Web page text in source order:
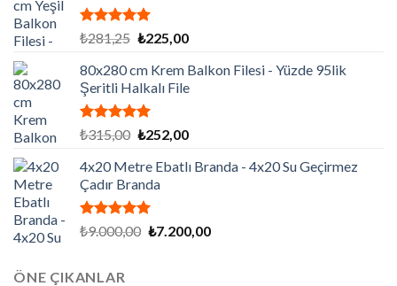
5 üzerinden
oy
aldı
₺281,25 Orijinal
₺281,25.
₺225,00Şu
fiyat:
₺225,00.
80x280 cm Krem Balkon Filesi - Yüzde 95lik
Şeritli Halkalı File
5 üzerinden
oy
aldı
₺315,00 Orijinal
₺315,00.
₺252,00Şu
fiyat:
4x20 Metre Ebatlı Branda - 4x20 Su Geçirmez
Çadır Branda
5 üzerinden
oy
₺9.000,00 Orijinal
₺7.200,00Şu
ÖNE ÇIKANLAR